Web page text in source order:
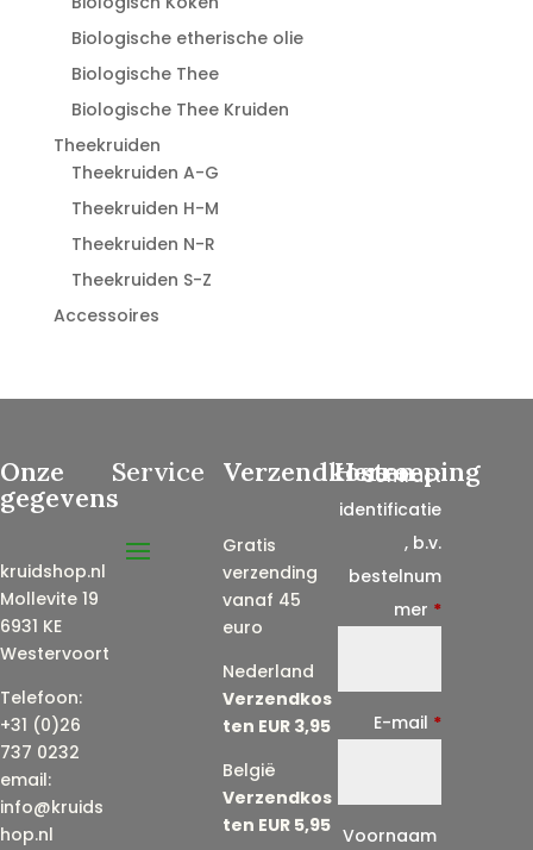
Biologische etherische olie
Biologische Thee
Biologische Thee Kruiden
Theekruiden
Theekruiden A-G
Theekruiden H-M
Theekruiden N-R
Theekruiden S-Z
Accessoires
Onze
gegevens
kruidshop.nl
Mollevite 19
6931 KE
Westervoort
Telefoon:
+31 (0)26
737 0232
email:
info@kruids
hop.nl
Service Verzendkosten
Gratis
verzending
vanaf 45
euro
Nederland
Verzendkos
ten EUR 3,95
België
Verzendkos
ten EUR 5,95
Herroeping
Contract
identificatie
, b.v.
bestelnum
mer *
E-mail *
Voornaam